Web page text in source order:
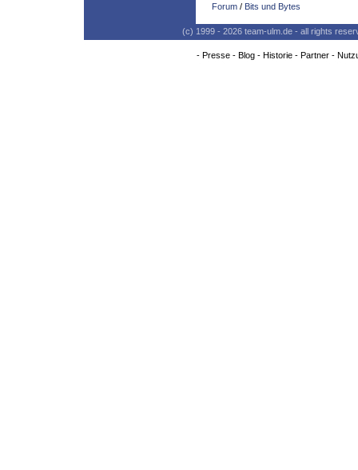
Forum / Bits und Bytes
(c) 1999 - 2026 team-ulm.de - all rights
- Presse- Blog- Historie- Partner-